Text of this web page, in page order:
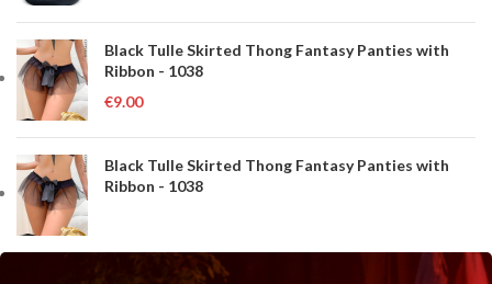
Black Tulle Skirted Thong Fantasy Panties with
Ribbon - 1038
€9.00
Black Tulle Skirted Thong Fantasy Panties with
Ribbon - 1038